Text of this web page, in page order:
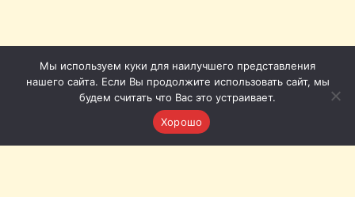
Мы используем куки для наилучшего представления
нашего сайта. Если Вы продолжите использовать сайт, мы
будем считать что Вас это устраивает.
Хорошо